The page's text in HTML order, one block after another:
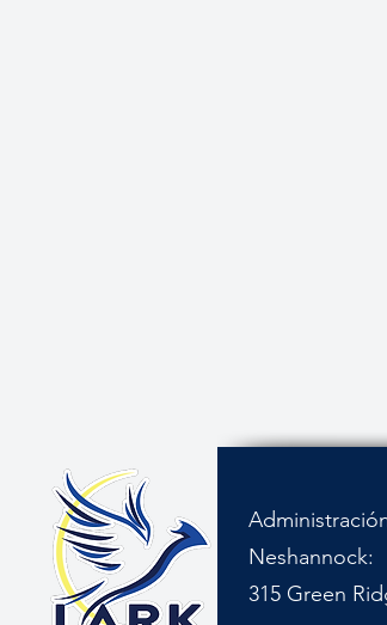
Neshannock:
315 Green